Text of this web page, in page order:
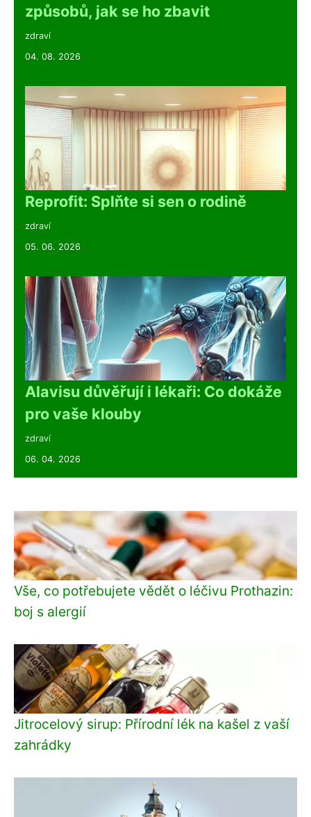
způsobů, jak se ho zbavit
zdraví
04. 08. 2026
Reprofit: Splňte si sen o rodině
zdraví
05. 06. 2026
Alavisu důvěřují i lékaři: Co dokáže
pro vaše klouby
zdraví
06. 04. 2026
Vše, co potřebujete vědět o léčivu Prothazin:
boj s alergií
Jitrocelový sirup: Přírodní lék na kašel z vaší
zahrádky